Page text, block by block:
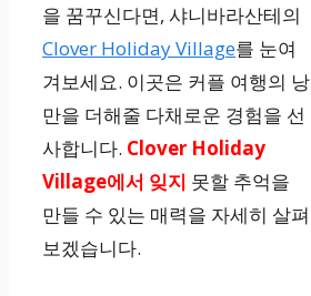
을 꿈꾸신다면, 샤니바라산테의
Clover Holiday Village를 눈여
겨보세요. 이곳은 커플 여행의 낭
만을 더해줄 다채로운 경험을 선
사합니다. Clover Holiday
Village에서 잊지 못할 추억을
만들 수 있는 매력을 자세히 살펴
보겠습니다.